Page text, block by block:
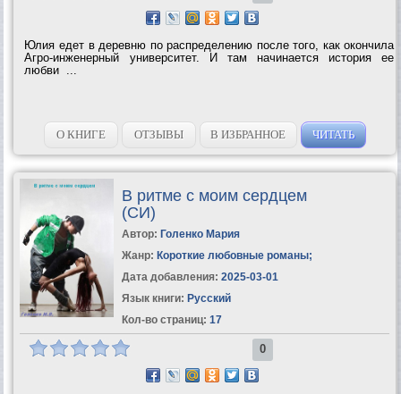
Юлия едет в деревню по распределению после того, как окончила
Агро-инженерный университет. И там начинается история ее
любви ...
О КНИГЕ ОТЗЫВЫ В ИЗБРАННОЕ ЧИТАТЬ
В ритме с моим сердцем
(СИ)
Автор: Голенко Мария
Жанр: Короткие любовные романы;
Дата добавления: 2025-03-01
Язык книги: Русский
Кол-во страниц: 17
0